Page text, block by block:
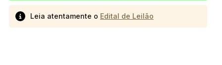
Leia atentamente o Edital de Leilão